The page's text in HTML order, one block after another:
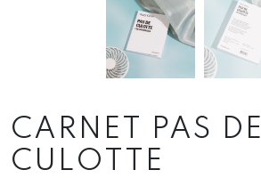
CARNET PAS DE
CULOTTE